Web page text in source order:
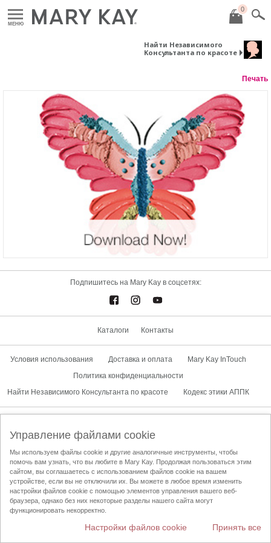
МЕНЮ
0
Найти Независимого
Консультанта по красоте
Печать
Подпишитесь на Mary Kay в соцсетях:
Каталоги Контакты
Условия использования Доставка и оплата
Mary Kay InTouch
Политика конфиденциальности
Найти Независимого Консультанта по красоте
Кодекс этики АППК
Управление файлами cookie
Мы используем файлы cookie и другие аналогичные инструменты, чтобы
помочь вам узнать, что вы любите в Mary Kay. Продолжая пользоваться этим
сайтом, вы соглашаетесь с использованием файлов cookie на вашем
устройстве, если вы не отключили их. Вы можете в любое время изменить
настройки файлов cookie с помощью элементов управления вашего веб-
браузера, однако без них некоторые разделы нашего сайта могут
функционировать некорректно.
Принять все
Настройки файлов cookie